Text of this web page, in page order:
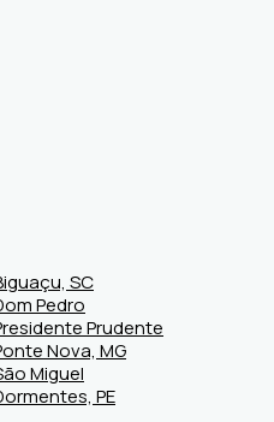
SC
Pedro
Prudente
Nova, MG
Miguel
PE